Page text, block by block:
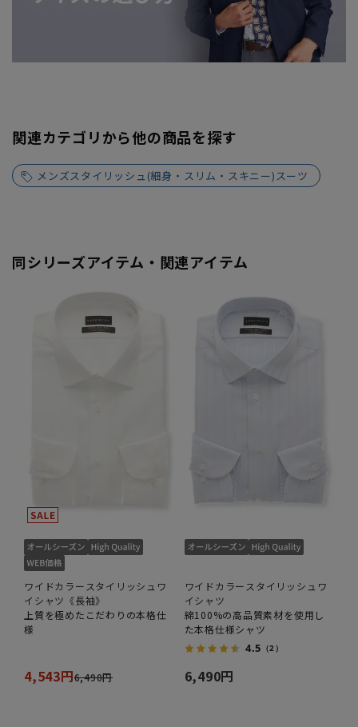
関連カテゴリから他の商品を探す
メンズスタイリッシュ(細身・スリム・スキニー)スーツ
同シリーズアイテム・関連アイテム
ワイドカラースタイリッシュワ
イシャツ《長袖》
上質を極めたこだわりの本格仕
様
4,543円6,490円
ワイドカラースタイリッシュワ
イシャツ
綿100%の高品質素材を使用し
た本格仕様シャツ
4.5 （2）
6,490円